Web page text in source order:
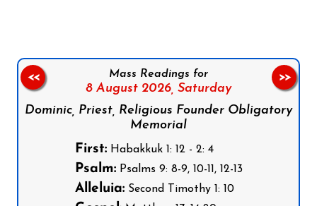
Mass Readings for
8 August 2026, Saturday
Dominic, Priest, Religious Founder Obligatory
Memorial
First:Habakkuk 1: 12 - 2: 4
Psalm:Psalms 9: 8-9, 10-11, 12-13
Alleluia:Second Timothy 1: 10
<< >>